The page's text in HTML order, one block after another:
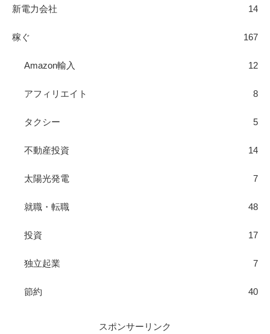
新電力会社 14
稼ぐ 167
Amazon輸入 12
アフィリエイト 8
タクシー 5
不動産投資 14
太陽光発電 7
就職・転職 48
投資 17
独立起業 7
節約 40
スポンサーリンク